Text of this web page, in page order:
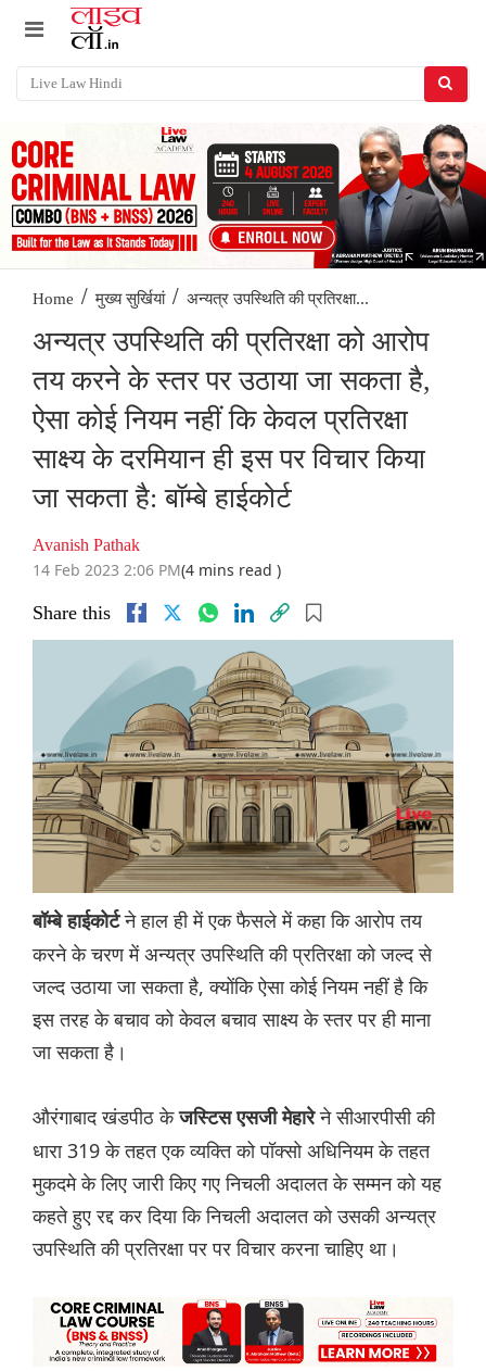
Home / मुख्य सुर्खियां / अन्यत्र उप‌‌‌स्थिति की प्रतिरक्षा...
अन्यत्र उप‌‌‌स्थिति की प्रतिरक्षा को आरोप
तय करने के स्तर पर ‌उठाया जा सकता है,
ऐसा कोई नियम नहीं कि केवल प्रतिरक्षा
साक्ष्य के दरमियान ही इस पर विचार किया
जा सकता है: बॉम्बे हाईकोर्ट
Avanish Pathak
14 Feb 2023 2:06 PM(4 mins read )
Share this
बॉम्बे हाईकोर्टने हाल ही में एक फैसले में कहा कि आरोप तय
करने के चरण में अन्यत्र उपस्थिति की प्रतिरक्षा को जल्द से
जल्द उठाया जा सकता है, क्योंकि ऐसा कोई नियम नहीं है कि
इस तरह के बचाव को केवल बचाव साक्ष्य के स्तर पर ही माना
जा सकता है।
औरंगाबाद खंडपीठ केजस्टिस एसजी मेहारेने सीआरपीसी की
धारा 319 के तहत एक व्यक्ति को पॉक्सो अधिनियम के तहत
मुकदमे के लिए जारी किए गए निचली अदालत के सम्मन को यह
कहते हुए रद्द कर दिया कि निचली अदालत को उसकी अन्यत्र
उपस्थिति की प्रतिरक्षा पर पर विचार करना चाहिए था।